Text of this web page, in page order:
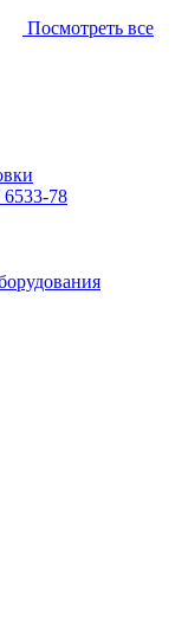
Посмотреть все
78